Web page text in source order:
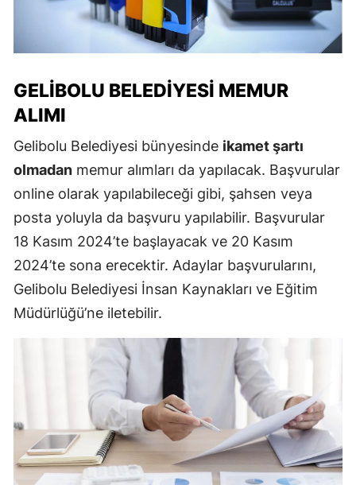
GELIBOLU BELEDIYESI MEMUR
ALIMI
Gelibolu Belediyesi bünyesinde ikamet şartı
olmadan memur alımları da yapılacak. Başvurular
online olarak yapılabileceği gibi, şahsen veya
posta yoluyla da başvuru yapılabilir. Başvurular
18 Kasım 2024’te başlayacak ve 20 Kasım
2024’te sona erecektir. Adaylar başvurularını,
Gelibolu Belediyesi İnsan Kaynakları ve Eğitim
Müdürlüğü’ne iletebilir.